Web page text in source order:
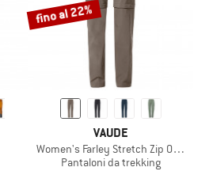
fino al 22%
VAUDE
Women's Farley Stretch Zip Off T-Zip
Pantaloni da trekking